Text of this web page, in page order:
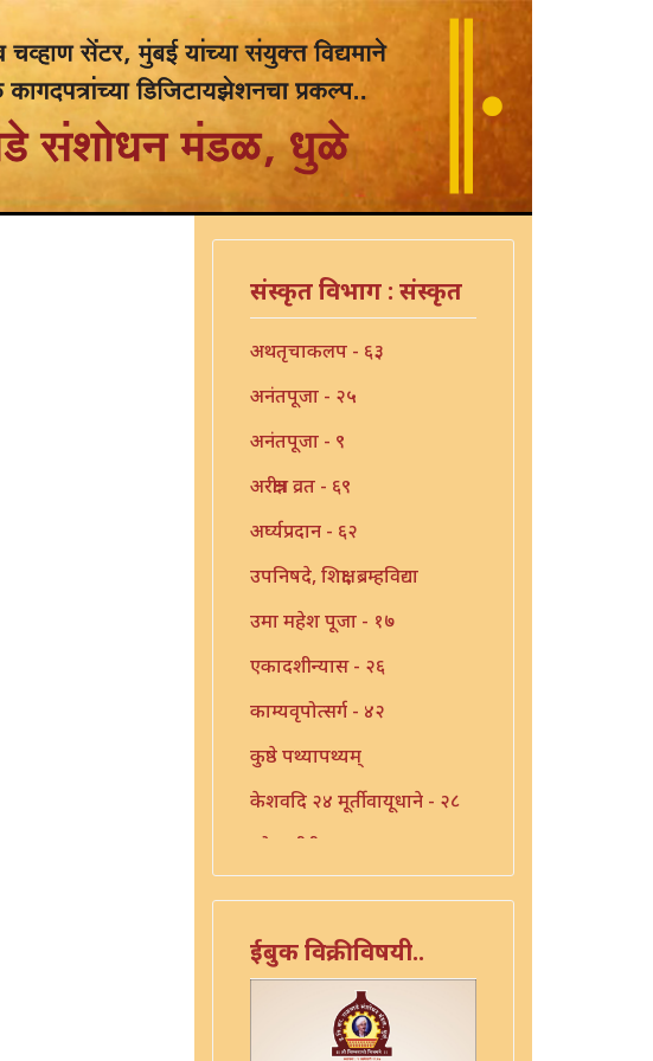
संस्कृत विभाग : संस्कृत
अथतृचाकलप - ६३
अनंतपूजा - २५
अनंतपूजा - ९
अरक्षीत्र व्रत - ६९
अर्घ्यप्रदान - ६२
उपनिषदे, शिक्षा, ब्रम्हविद्या
उमा महेश पूजा - १७
एकादशीन्यास - २६
काम्यवृपोत्सर्ग - ४२
कुष्ठे पथ्यापथ्यम्
केशवदि २४ मूर्तीवायूधाने - २८
कोजागीरी पूजा - १८
गणपति पार्थिव पूजा - ५६
गुरुचिदंबराय - ३०
गुरोराधन - ८
ईबुक विक्रीविषयी..